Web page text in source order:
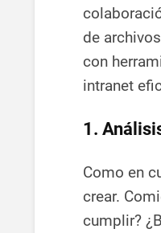
de
con
intranet
1.
Como en
crear.
cumplir?